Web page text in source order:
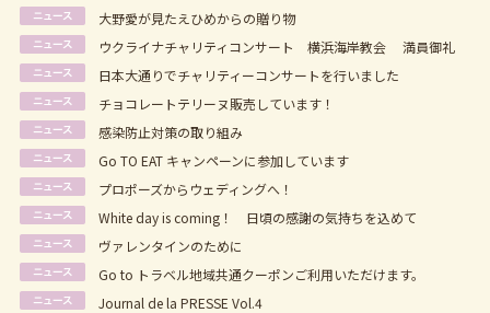
大野愛が見たえひめからの贈り物
ウクライナチャリティコンサート 横浜海岸教会 満員御礼
日本大通りでチャリティーコンサートを行いました
チョコレートテリーヌ販売しています！
感染防止対策の取り組み
Go TO EAT キャンペーンに参加しています
プロポーズからウェディングへ！
White day is coming！ 日頃の感謝の気持ちを込めて
ヴァレンタインのために
Go to トラベル地域共通クーポンご利用いただけます。
Journal de la PRESSE Vol.4